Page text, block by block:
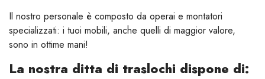
Il nostro personale è composto da operai e montatori
specializzati: i tuoi mobili, anche quelli di maggior valore,
sono in ottime mani!
La nostra ditta di traslochi dispone di: